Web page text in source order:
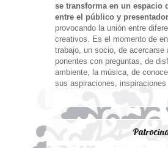
se transforma en un espacio
entre el público y
provocando la unión entre
creativos. Es el momento de
trabajo, un socio, de acercarse
ponentes con preguntas, de
ambiente, la música, de
sus aspiraciones, inspiraciones